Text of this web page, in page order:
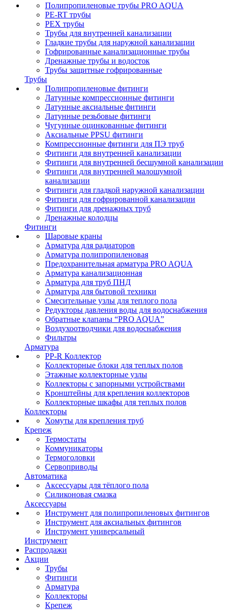
Полипропиленовые трубы PRO AQUA
PE-RT трубы
PEX трубы
Трубы для внутренней канализации
Гладкие трубы для наружной канализации
Гофрированные канализационные трубы
Дренажные трубы и водосток
Трубы защитные гофрированные
Трубы
Полипропиленовые фитинги
Латунные компрессионные фитинги
Латунные аксиальные фитинги
Латунные резьбовые фитинги
Чугунные оцинкованные фитинги
Аксиальные PPSU фитинги
Компрессионные фитинги для ПЭ труб
Фитинги для внутренней канализации
Фитинги для внутренней бесшумной канализации
Фитинги для внутренней малошумной
канализации
Фитинги для гладкой наружной канализации
Фитинги для гофрированной канализации
Фитинги для дренажных труб
Дренажные колодцы
Фитинги
Шаровые краны
Арматура для радиаторов
Арматура полипропиленовая
Предохранительная арматура PRO AQUA
Арматура канализационная
Арматура для труб ПНД
Арматура для бытовой техники
Смесительные узлы для теплого пола
Редукторы давления воды для водоснабжения
Обратные клапаны “PRO AQUA”
Воздухоотводчики для водоснабжения
Фильтры
Арматура
PP-R Коллектор
Коллекторные блоки для теплых полов
Этажные коллекторные узлы
Коллекторы с запорными устройствами
Кронштейны для крепления коллекторов
Коллекторные шкафы для теплых полов
Коллекторы
Хомуты для крепления труб
Крепеж
Термостаты
Коммуникаторы
Термоголовки
Сервоприводы
Автоматика
Аксессуары для тёплого пола
Силиконовая смазка
Аксессуары
Инструмент для полипропиленовых фитингов
Инструмент для аксиальных фитингов
Инструмент универсальный
Инструмент
Распродажи
Акции
Трубы
Фитинги
Арматура
Коллекторы
Крепеж